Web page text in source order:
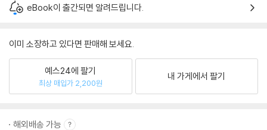
eBook이 출간되면 알려드립니다.
이미 소장하고 있다면 판매해 보세요.
예스24에 팔기
최상 매입가 2,200원
내 가게에서 팔기
해외배송 가능